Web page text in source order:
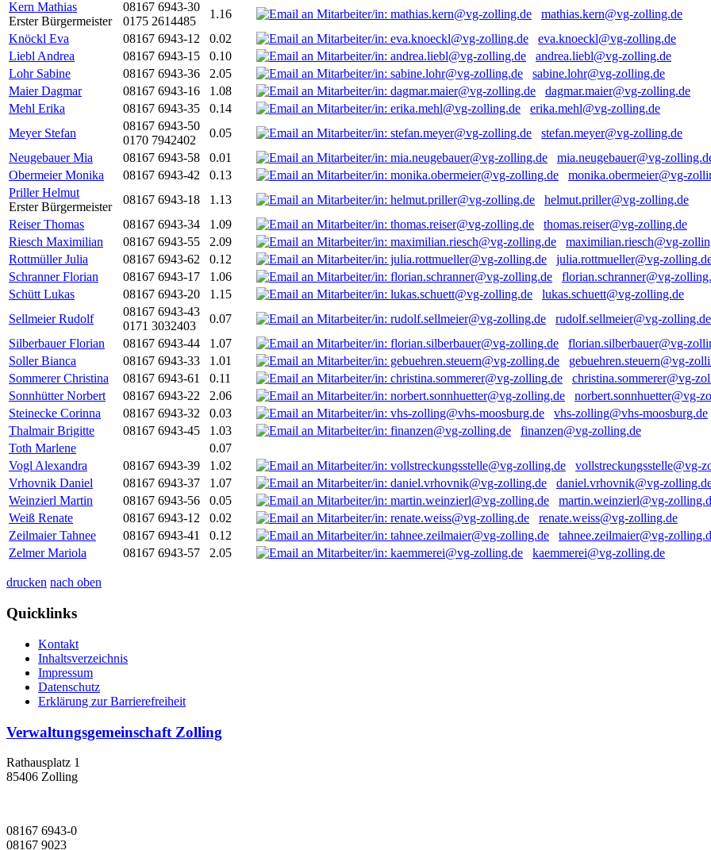
Kern Mathias
Erster Bürgermeister
08167 6943-30
0175 2614485
1.16
mathias.kern@vg-zolling.de
Knöckl Eva
08167 6943-12 0.02
eva.knoeckl@vg-zolling.de
Liebl Andrea
08167 6943-15 0.10
andrea.liebl@vg-zolling.de
Lohr Sabine
08167 6943-36 2.05
sabine.lohr@vg-zolling.de
Maier Dagmar
08167 6943-16 1.08
dagmar.maier@vg-zolling.de
Mehl Erika
08167 6943-35 0.14
erika.mehl@vg-zolling.de
Meyer Stefan
08167 6943-50
0170 7942402
0.05
stefan.meyer@vg-zolling.de
Neugebauer Mia
08167 6943-58 0.01
mia.neugebauer@vg-
Obermeier Monika
08167 6943-42 0.13
monika.obermeier@vg-
Priller Helmut
Erster Bürgermeister
08167 6943-18 1.13
helmut.priller@vg-zolling.de
Reiser Thomas
08167 6943-34 1.09
thomas.reiser@vg-zolling.de
Riesch Maximilian
08167 6943-55 2.09
maximilian.riesch@vg-
Rottmüller Julia
08167 6943-62 0.12
julia.rottmueller@vg-
Schranner Florian
08167 6943-17 1.06
florian.schranner@vg-
Schütt Lukas
08167 6943-20 1.15
lukas.schuett@vg-zolling.de
Sellmeier Rudolf
08167 6943-43
0171 3032403
0.07
rudolf.sellmeier@vg-zolling.de
Silberbauer Florian
08167 6943-44 1.07
florian.silberbauer@vg-
Soller Bianca
08167 6943-33 1.01
gebuehren.steuern@vg-
Sommerer Christina
08167 6943-61 0.11
christina.sommerer@vg-
Sonnhütter Norbert
08167 6943-22 2.06
norbert.sonnhuetter@vg-
Steinecke Corinna
08167 6943-32 0.03
vhs-zolling@vhs-moosburg.de
Thalmair Brigitte
08167 6943-45 1.03
finanzen@vg-zolling.de
Toth Marlene
0.07
Vogl Alexandra
08167 6943-39 1.02
vollstreckungsstelle@vg-
Vrhovnik Daniel
08167 6943-37 1.07
daniel.vrhovnik@vg-
Weinzierl Martin
08167 6943-56 0.05
martin.weinzierl@vg-
Weiß Renate
08167 6943-12 0.02
renate.weiss@vg-zolling.de
Zeilmaier Tahnee
08167 6943-41 0.12
tahnee.zeilmaier@vg-
Zelmer Mariola
08167 6943-57 2.05 kaemmerei@vg-zolling.de
drucken nach oben
Quicklinks
Kontakt
Inhaltsverzeichnis
Impressum
Datenschutz
Erklärung zur Barrierefreiheit
Verwaltungsgemeinschaft Zolling
Rathausplatz 1
85406 Zolling
08167 6943-0
08167 9023